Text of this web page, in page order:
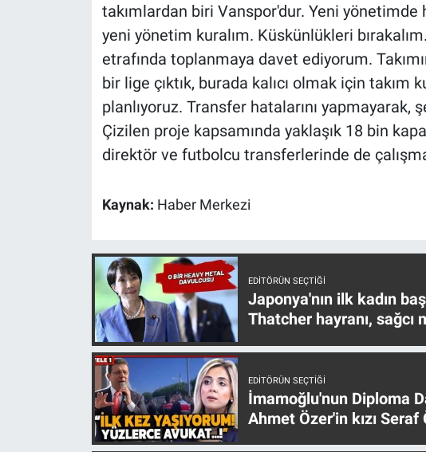
takımlardan biri Vanspor'dur. Yeni yönetimde
yeni yönetim kuralım. Küskünlükleri
etrafında toplanmaya davet ediyorum.
bir lige çıktık, burada kalıcı olmak için takım
planlıyoruz. Transfer hatalarını yapmayarak,
Çizilen proje kapsamında yaklaşık 18 bin
direktör ve futbolcu transferlerinde de
Kaynak: Haber Merkezi
EDITÖRÜN SEÇTIĞI
Japonya'nın ilk kadın
Thatcher hayranı, sağcı
EDITÖRÜN SEÇTIĞI
İmamoğlu'nun Diploma
Ahmet Özer'in kızı Seraf
Programlar
Yerel Gündem
Yerel Yaşam
Canlı Yayın